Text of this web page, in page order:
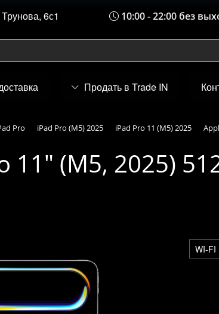
6с1 10:00 - 22:00 без
Продать в Trade IN
Pro iPad Pro (M5) 2025 iPad Pro 11 (M5) 2025
11" (M5, 2025)
WI-